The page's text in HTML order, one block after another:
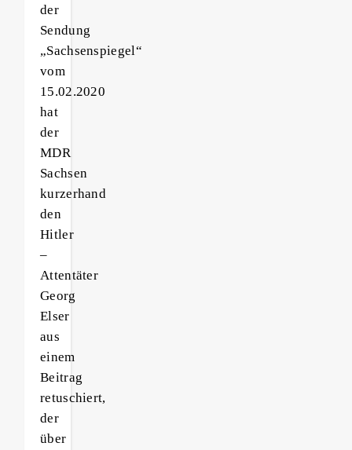
der
Sendung
„Sachsenspiegel“
vom
15.02.2020
hat
der
MDR
Sachsen
kurzerhand
den
Hitler
–
Attentäter
Georg
Elser
aus
einem
Beitrag
retuschiert,
der
über